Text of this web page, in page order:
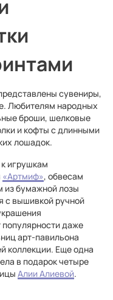
сувениры,
Любителям народных
броши, шелковые
и кофты с длинными
лошадок.
игрушкам
«Артмиф», обвесам
из бумажной лозы
с вышивкой ручной
даже
арт-павильона
коллекции. Еще одна
в подарок четыре
Алии Алиевой.